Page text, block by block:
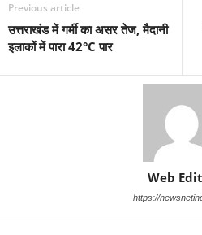
Previous article
उत्तराखंड में गर्मी का असर तेज, मैदानी
इलाकों में पारा 42°C पार
Web
https://